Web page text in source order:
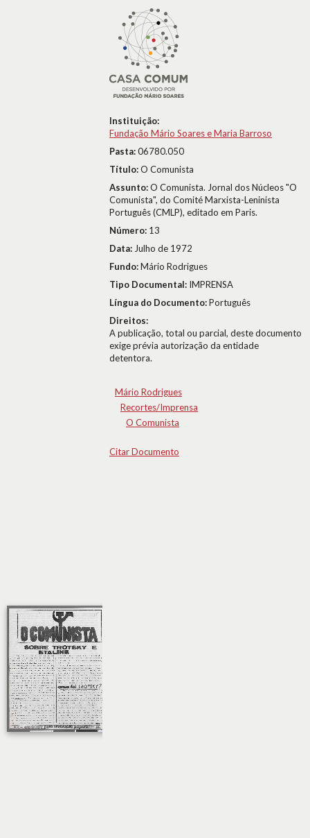
Instituição:
Fundação Mário Soares e Maria Barroso
Pasta:06780.050
Título:O Comunista
Assunto:O Comunista. Jornal dos Núcleos "O
Comunista", do Comité Marxista-Leninista
Português (CMLP), editado em Paris.
Número: 13
Data: Julho de 1972
Fundo:Mário Rodrigues
Tipo Documental: IMPRENSA
Língua do Documento:Português
Direitos:
A publicação, total ou parcial, deste documento
exige prévia autorização da entidade
detentora.
Mário Rodrigues
Recortes/Imprensa
O Comunista
Citar Documento